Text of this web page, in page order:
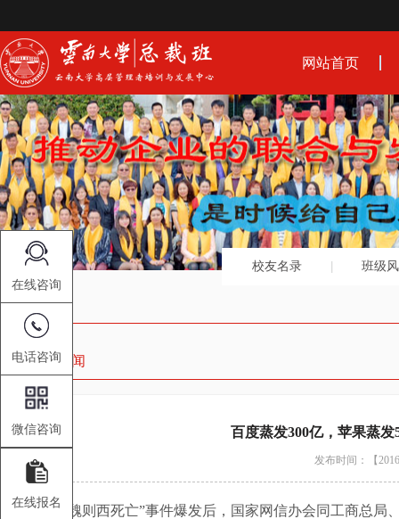
网站首页
校友名录 班级
中心动态新闻
百度蒸发300亿，苹果蒸发
发布时间：【
在“魏则西死亡”事件爆发后，国家网信办会同工商总
在线咨询
电话咨询
微信咨询
在线报名